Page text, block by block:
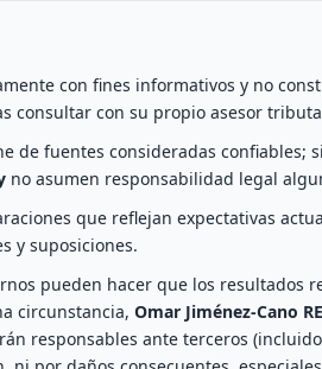
con fines informativos y no
consultar con su propio asesor
de fuentes consideradas
no asumen responsabilidad legal
que reflejan expectativas
y suposiciones.
pueden hacer que los resultados
circunstancia, Omar Jiménez-Cano
responsables ante terceros